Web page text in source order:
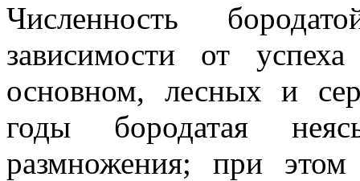
Численность
зависимости от
основном, лесных и
годы бородатая
размножения; при этом